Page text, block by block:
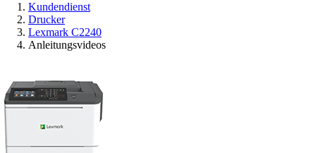
Kundendienst
Drucker
Lexmark C2240
Anleitungsvideos